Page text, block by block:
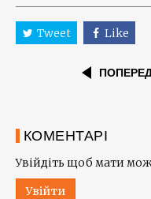
Tweet Like
КОМЕНТАРІ
Увійдіть щоб мати
Увійти